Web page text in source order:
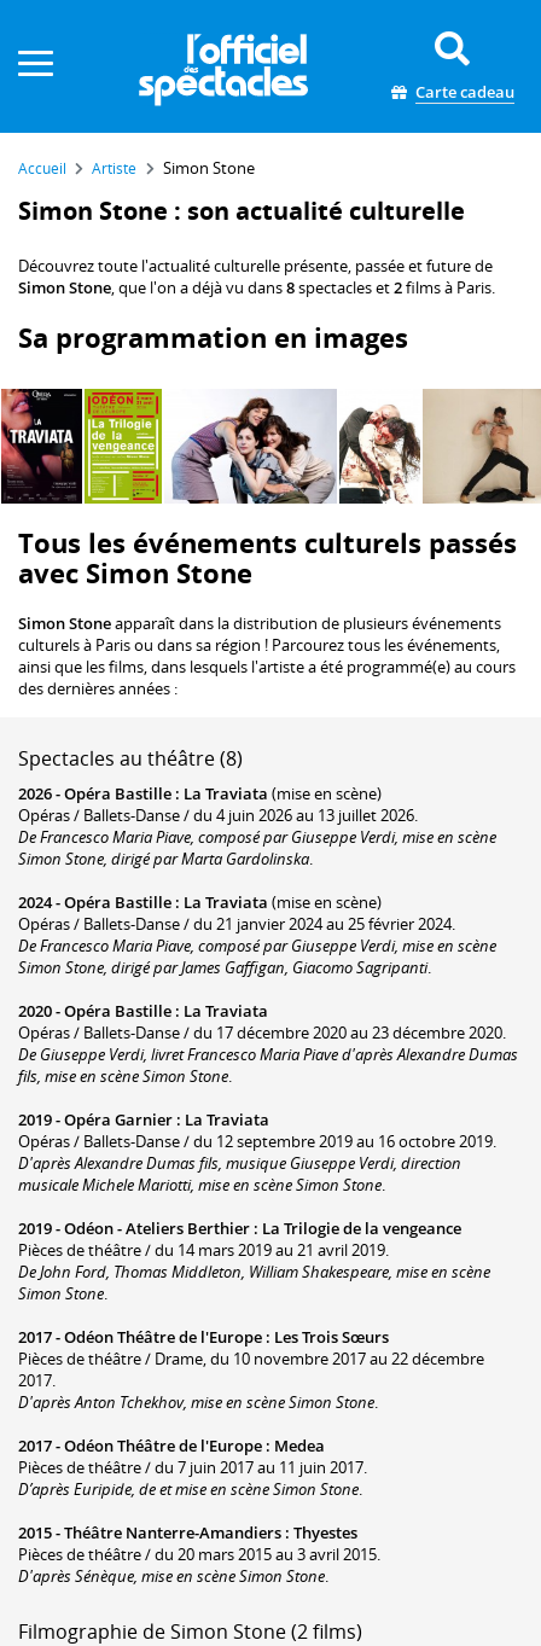
Carte cadeau
Accueil Artiste Simon Stone
Simon Stone : son actualité culturelle
Découvrez toute l'actualité culturelle présente, passée et future de
Simon Stone, que l'on a déjà vu dans8spectacles et2films à Paris.
Sa programmation en images
Tous les événements culturels passés
avec Simon Stone
Simon Stoneapparaît dans la distribution de plusieurs événements
culturels à Paris ou dans sa région ! Parcourez tous les événements,
ainsi que les films, dans lesquels l'artiste a été programmé(e) au cours
des dernières années :
Spectacles au théâtre (8)
2026 -Opéra Bastille : La Traviata (mise en scène)
Opéras / Ballets-Danse / du 4 juin 2026 au 13 juillet 2026.
De Francesco Maria Piave, composé par Giuseppe Verdi, mise en scène
Simon Stone, dirigé par Marta Gardolinska.
2024 -Opéra Bastille : La Traviata (mise en scène)
Opéras / Ballets-Danse / du 21 janvier 2024 au 25 février 2024.
De Francesco Maria Piave, composé par Giuseppe Verdi, mise en scène
Simon Stone, dirigé par James Gaffigan, Giacomo Sagripanti.
2020 -Opéra Bastille : La Traviata
Opéras / Ballets-Danse / du 17 décembre 2020 au 23 décembre 2020.
De Giuseppe Verdi, livret Francesco Maria Piave d'après Alexandre Dumas
fils, mise en scène Simon Stone.
2019 -Opéra Garnier : La Traviata
Opéras / Ballets-Danse / du 12 septembre 2019 au 16 octobre 2019.
D'après Alexandre Dumas fils, musique Giuseppe Verdi, direction
musicale Michele Mariotti, mise en scène Simon Stone.
2019 -Odéon - Ateliers Berthier : La Trilogie de la vengeance
Pièces de théâtre / du 14 mars 2019 au 21 avril 2019.
De John Ford, Thomas Middleton, William Shakespeare, mise en scène
Simon Stone.
2017 -Odéon Théâtre de l'Europe : Les Trois Sœurs
Pièces de théâtre / Drame, du 10 novembre 2017 au 22 décembre
2017.
D'après Anton Tchekhov, mise en scène Simon Stone.
2017 -Odéon Théâtre de l'Europe : Medea
Pièces de théâtre / du 7 juin 2017 au 11 juin 2017.
D’après Euripide, de et mise en scène Simon Stone.
2015 -Théâtre Nanterre-Amandiers : Thyestes
Pièces de théâtre / du 20 mars 2015 au 3 avril 2015.
D'après Sénèque, mise en scène Simon Stone.
Filmographie de Simon Stone (2 films)